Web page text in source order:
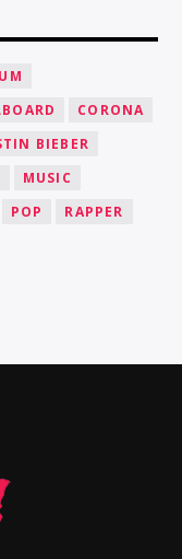
CORONA
BIEBER
MUSIC
POP
RAPPER